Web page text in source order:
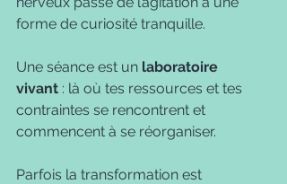
forme de curiosité tranquille.
Une séance est un laboratoire
vivant : là où tes ressources et tes
contraintes se rencontrent et
commencent à se réorganiser.
Parfois la transformation est